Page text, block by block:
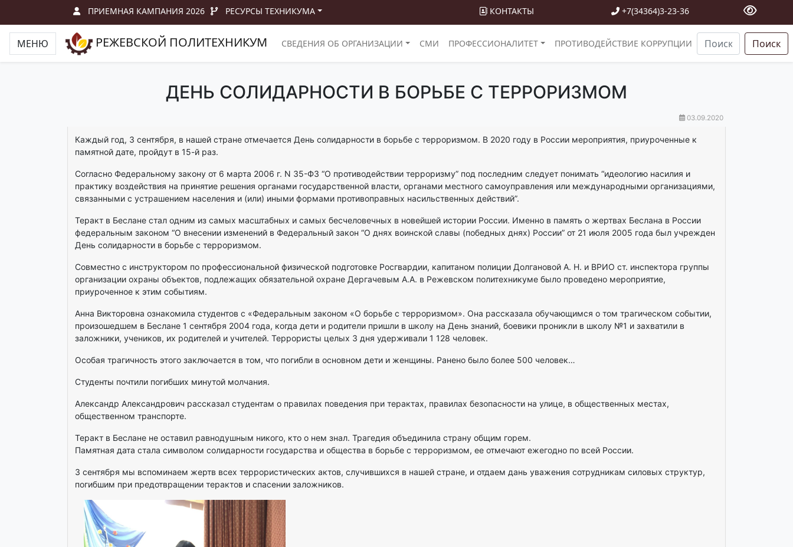
ПРИЕМНАЯ КАМПАНИЯ 2026 РЕСУРСЫ ТЕХНИКУМА КОНТАКТЫ +7(34364)3-23-36
МЕНЮ РЕЖЕВСКОЙ ПОЛИТЕХНИКУМ СВЕДЕНИЯ ОБ ОРГАНИЗАЦИИ СМИ ПРОФЕССИОНАЛИТЕТ ПРОТИВОДЕЙСТВИЕ КОРРУПЦИИ Поиск
ДЕНЬ СОЛИДАРНОСТИ В БОРЬБЕ С ТЕРРОРИЗМОМ
03.09.2020
Каждый год, 3 сентября, в нашей стране отмечается День солидарности в борьбе с терроризмом. В 2020 году в России мероприятия, приуроченные к
памятной дате, пройдут в 15-й раз.
Согласно Федеральному закону от 6 марта 2006 г. N 35-ФЗ “О противодействии терроризму” под последним следует понимать “идеологию насилия и
практику воздействия на принятие решения органами государственной власти, органами местного самоуправления или международными организациями,
связанными с устрашением населения и (или) иными формами противоправных насильственных действий”.
Теракт в Беслане стал одним из самых масштабных и самых бесчеловечных в новейшей истории России. Именно в память о жертвах Беслана в России
федеральным законом “О внесении изменений в Федеральный закон “О днях воинской славы (победных днях) России” от 21 июля 2005 года был учрежден
День солидарности в борьбе с терроризмом.
Совместно с инструктором по профессиональной физической подготовке Росгвардии, капитаном полиции Долгановой А. Н. и ВРИО ст. инспектора группы
организации охраны объектов, подлежащих обязательной охране Дергачевым А.А. в Режевском политехникуме было проведено мероприятие,
приуроченное к этим событиям.
Анна Викторовна ознакомила студентов с «Федеральным законом «О борьбе с терроризмом». Она рассказала обучающимся о том трагическом событии,
произошедшем в Беслане 1 сентября 2004 года, когда дети и родители пришли в школу на День знаний, боевики проникли в школу №1 и захватили в
заложники, учеников, их родителей и учителей. Террористы целых 3 дня удерживали 1 128 человек.
Особая трагичность этого заключается в том, что погибли в основном дети и женщины. Ранено было более 500 человек…
Студенты почтили погибших минутой молчания.
Александр Александрович рассказал студентам о правилах поведения при терактах, правилах безопасности на улице, в общественных местах,
общественном транспорте.
Теракт в Беслане не оставил равнодушным никого, кто о нем знал. Трагедия объединила страну общим горем.
Памятная дата стала символом солидарности государства и общества в борьбе с терроризмом, ее отмечают ежегодно по всей России.
3 сентября мы вспоминаем жертв всех террористических актов, случившихся в нашей стране, и отдаем дань уважения сотрудникам силовых структур,
погибшим при предотвращении терактов и спасении заложников.